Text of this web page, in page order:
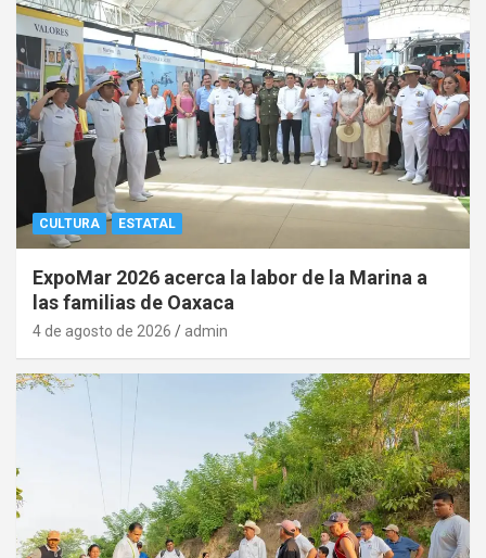
CULTURA ESTATAL
ExpoMar 2026 acerca la labor de la Marina a
las familias de Oaxaca
4 de agosto de 2026 admin